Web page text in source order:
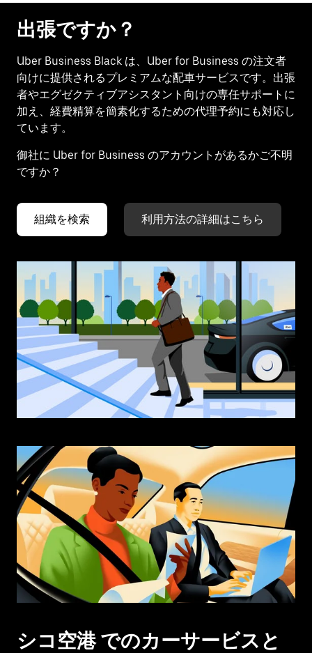
出張ですか？
Uber Business Black は、Uber for Business の注文者
向けに提供されるプレミアムな配車サービスです。出張
者やエグゼクティブアシスタント向けの専任サポートに
加え、経費精算を簡素化するための代理予約にも対応し
ています。
御社に Uber for Business のアカウントがあるかご不明
ですか？
組織を検索 利用方法の詳細はこちら
シコ空港 でのカーサービスと